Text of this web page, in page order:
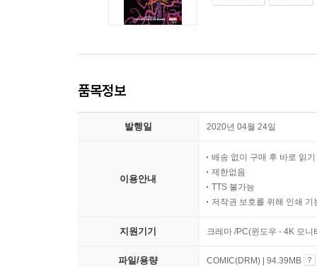
품목정보
발행일 2020년 04월 24일
이용안내
배송 없이 구매 후 바로 읽기
제한없음
TTS 불가능
저작권 보호를 위해 인쇄 기
지원기기 크레마 /PC(윈도우 - 4K 모
파일/용량 COMIC(DRM) | 94.39MB